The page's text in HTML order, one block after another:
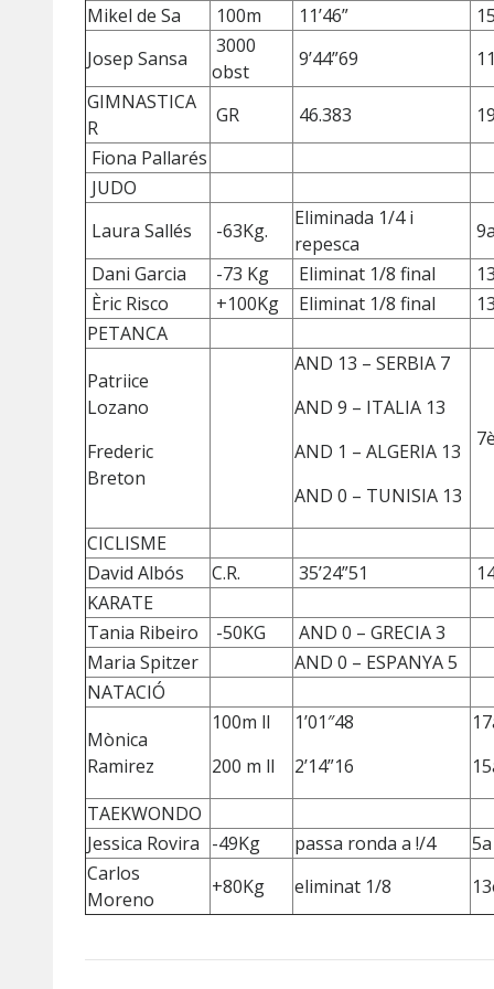
Mikel de Sa
100m 11’46”
Josep Sansa
3000
obst
9’44”69
GIMNASTICA
R
GR 46.383
Fiona Pallarés
JUDO
Laura Sallés
-63Kg.
Eliminada 1/4 i
repesca
9a
Dani Garcia
-73 Kg Eliminat 1/8 final
Èric Risco
+100Kg Eliminat 1/8 final
PETANCA
Patriice
Lozano
Frederic
Breton
AND 13 – SERBIA 7
AND 9 – ITALIA 13
AND 1 – ALGERIA 13
AND 0 – TUNISIA 13
7è
CICLISME
David Albós
C.R. 35’24”51
KARATE
Tania Ribeiro
-50KG
AND 0 – GRECIA 3
Maria Spitzer
AND 0 – ESPANYA 5
NATACIÓ
Mònica
Ramirez
100m ll
200 m ll
1’01″48
2’14”16
TAEKWONDO
Jessica Rovira -49Kg passa ronda a !/4
5a
Carlos
Moreno
+80Kg eliminat 1/8